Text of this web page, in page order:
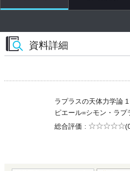
資料詳細
ラプラスの天体力学論 1
ピエール=シモン・ラ
総合評価
5段階評価